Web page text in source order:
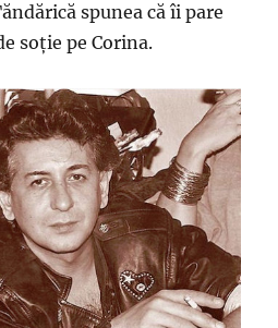
spunea că îi pare
soție pe Corina.